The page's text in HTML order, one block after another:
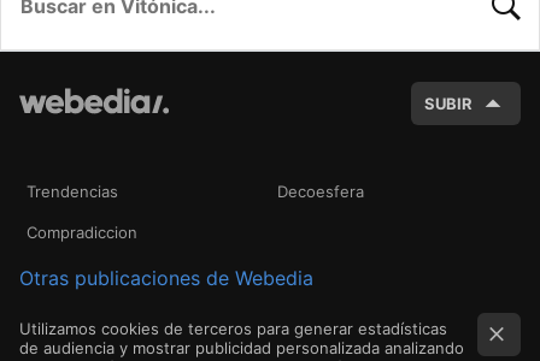
SUBIR
Trendencias Decoesfera
Compradiccion
Otras publicaciones de Webedia
Utilizamos cookies de terceros para generar estadísticas
de audiencia y mostrar publicidad personalizada analizando